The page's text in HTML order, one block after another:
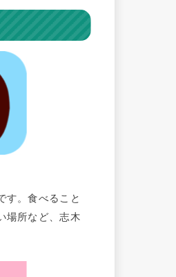
す。食べること
場所など、志木